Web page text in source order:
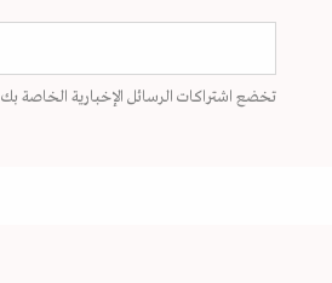
تخضع اشتراكات الرسائل الإخبارية الخاصة بك